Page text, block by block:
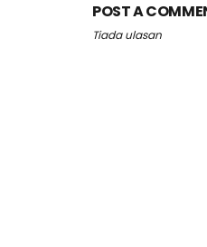
POST A
Tiada ulasan